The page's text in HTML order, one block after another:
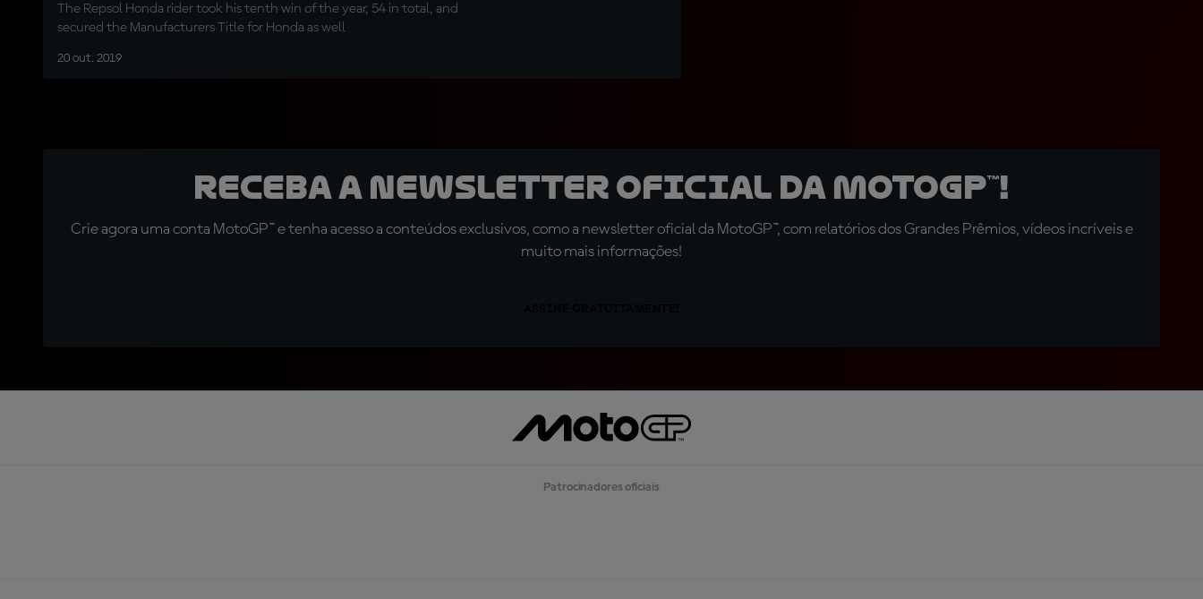
The Repsol Honda rider took his tenth win of the year, 54 in total, and
secured the Manufacturers Title for Honda as well
20 out. 2019
Receba a newsletter oficial da MotoGP™!
Crie agora uma conta MotoGP™ e tenha acesso a conteúdos exclusivos, como a newsletter oficial da MotoGP™, com relatórios dos Grandes Prêmios, vídeos incríveis e
muito mais informações!
Patrocinadores oficiais